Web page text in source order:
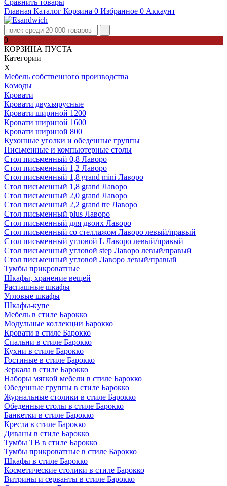
Сравнить товары
Главная Каталог Корзина 0 Избранное 0 Аккаунт
0
КОРЗИНА ПУСТА
Категории
Х
Мебель собственного производства
Комоды
Кровати
Кровати двухъярусные
Кровати шириной 1200
Кровати шириной 1600
Кровати шириной 800
Кухонные уголки и обеденные группы
Письменные и компьютерные столы
Стол письменный 0,8 Лаворо
Стол письменный 1,2 Лаворо
Стол письменный 1,8 grand mini Лаворо
Стол письменный 1,8 grand Лаворо
Стол письменный 2,0 grand Лаворо
Стол письменный 2,2 grand tre Лаворо
Стол письменный plus Лаворо
Стол письменный для двоих Лаворо
Стол письменный со стеллажом Лаворо левый/правый
Стол письменный угловой L Лаворо левый/правый
Стол письменный угловой step Лаворо левый/правый
Стол письменный угловой Лаворо левый/правый
Тумбы прикроватные
Шкафы, хранение вещей
Распашные шкафы
Угловые шкафы
Шкафы-купе
Мебель в стиле Барокко
Модульные коллекции Барокко
Кровати в стиле Барокко
Спальни в стиле Барокко
Кухни в стиле Барокко
Гостиные в стиле Барокко
Зеркала в стиле Барокко
Наборы мягкой мебели в стиле Барокко
Обеденные группы в стиле Барокко
Журнальные столики в стиле Барокко
Обеденные столы в стиле Барокко
Банкетки в стиле Барокко
Кресла в стиле Барокко
Диваны в стиле Барокко
Тумбы ТВ в стиле Барокко
Тумбы прикроватные в стиле Барокко
Шкафы в стиле Барокко
Косметические столики в стиле Барокко
Витрины и серванты в стиле Барокко